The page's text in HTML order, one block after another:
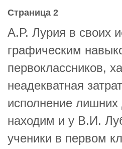
Страница 2
А.Р. Лурия в своих
графическим
первоклассников,
неадекватная
исполнение
находим и у В.И.
ученики в первом